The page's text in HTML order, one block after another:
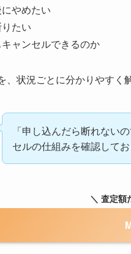
やめたい
たい
ャンセルできるのか
、状況ごとに分かりやすく
「申し込んだら断れない
セルの仕組みを確認してお
＼ 査定額